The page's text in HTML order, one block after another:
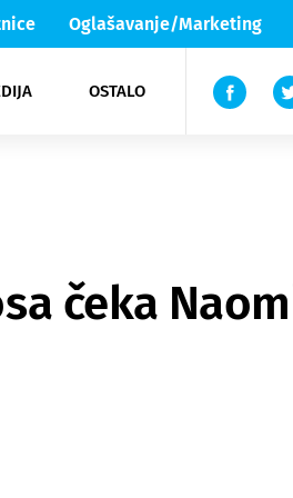
Oglašavanje/Marketing
OSTALO
Lika & Senj
TV
čeka